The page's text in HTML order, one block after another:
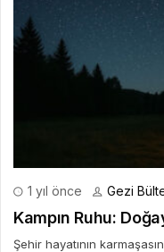
1 yıl önce Gezi
Kampın Ruhu:
Şehir hayatının